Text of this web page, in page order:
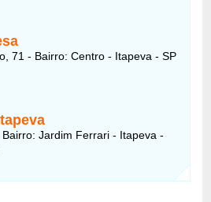
71 - Bairro: Centro - Itapeva - SP
Jardim Ferrari - Itapeva -